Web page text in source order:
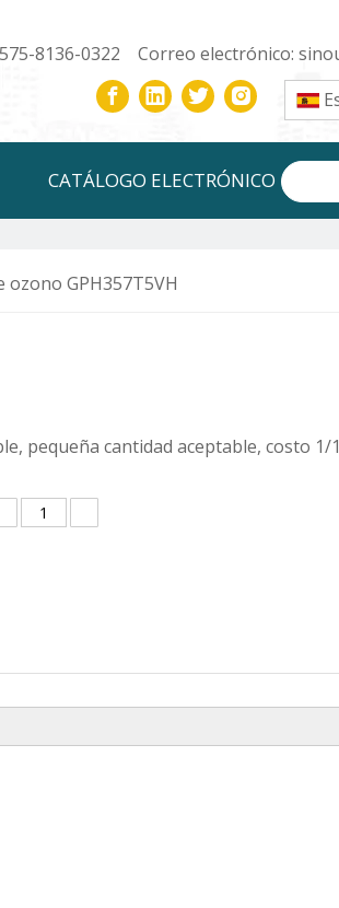
8136-0322 Correo electrónico:
CATÁLOGO ELECTRÓNICO
ozono GPH357T5VH
pequeña cantidad aceptable, costo 1/